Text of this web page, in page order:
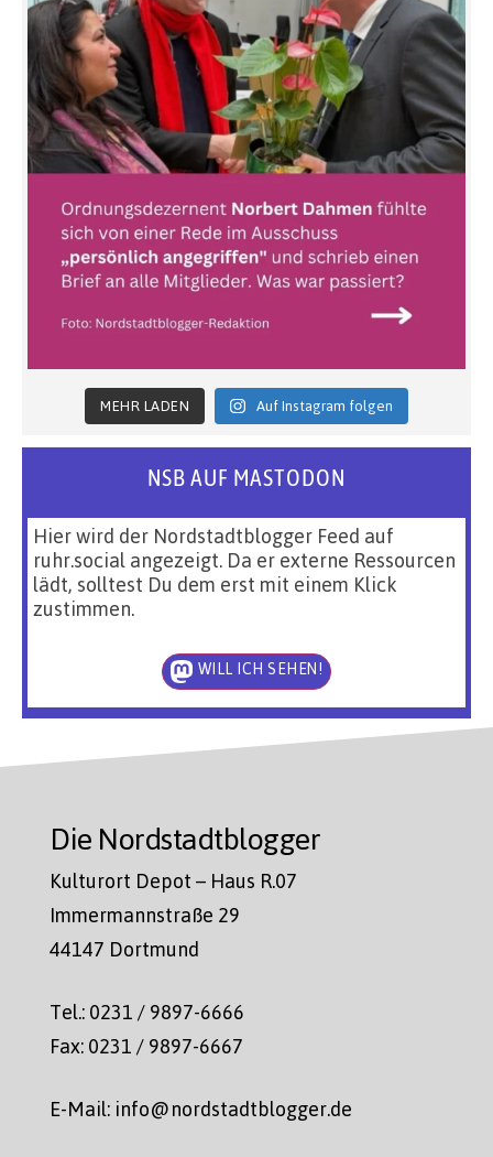
MEHR LADEN Auf Instagram folgen
NSB AUF MASTODON
Hier wird der Nordstadtblogger Feed auf
ruhr.social angezeigt. Da er externe Ressourcen
lädt, solltest Du dem erst mit einem Klick
zustimmen.
WILL ICH SEHEN!
Die Nordstadtblogger
Kulturort Depot – Haus R.07
Immermannstraße 29
44147 Dortmund
Tel.: 0231 / 9897-6666
Fax: 0231 / 9897-6667
E-Mail: info@nordstadtblogger.de